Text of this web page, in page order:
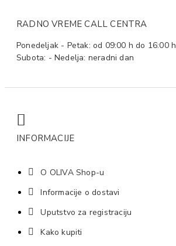
RADNO VREME CALL CENTRA
Ponedeljak - Petak: od 09:00 h do 16:00 h
Subota: - Nedelja: neradni dan
INFORMACIJE
O OLIVA Shop-u
Informacije o dostavi
Uputstvo za registraciju
Kako kupiti